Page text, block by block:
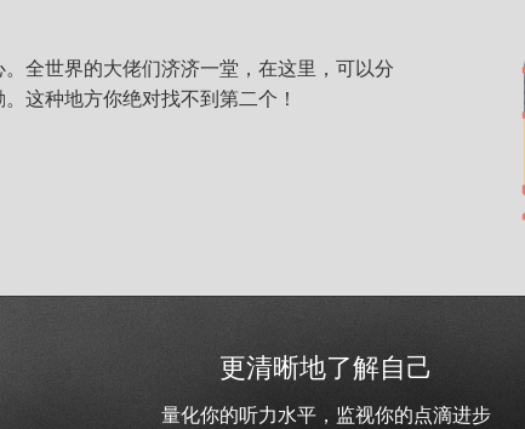
全世界的大佬们济济一堂，在这里，可以分
这种地方你绝对找不到第二个！
更清晰地了解自己
量化你的听力水平，监视你的点滴进步